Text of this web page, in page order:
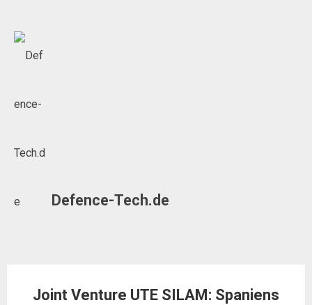
Skip
Defence-Tech.de
Joint Venture UTE SILAM: Spaniens